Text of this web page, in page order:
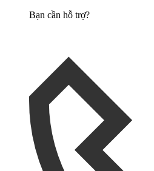
Bạn cần hỗ trợ?